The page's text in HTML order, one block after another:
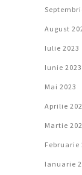
August
Iulie 2023
Iunie 2023
Mai 2023
Aprilie
Martie
Februarie
Ianuarie